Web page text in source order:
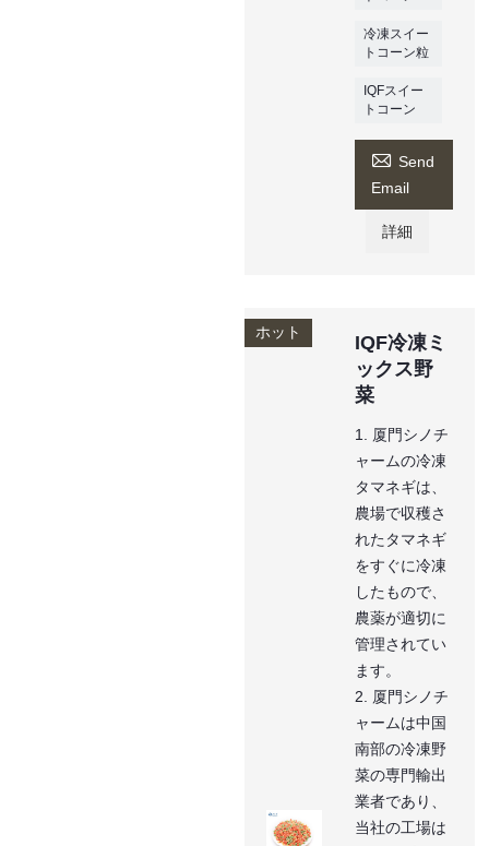
冷凍スイー
トコーン粒
IQFスイー
トコーン
 Send
Email
詳細
ホット
IQF冷凍ミ
ックス野
菜
1. 厦門シノチ
ャームの冷凍
タマネギは、
農場で収穫さ
れたタマネギ
をすぐに冷凍
したもので、
農薬が適切に
管理されてい
ます。
2. 厦門シノチ
ャームは中国
南部の冷凍野
菜の専門輸出
業者であり、
当社の工場は